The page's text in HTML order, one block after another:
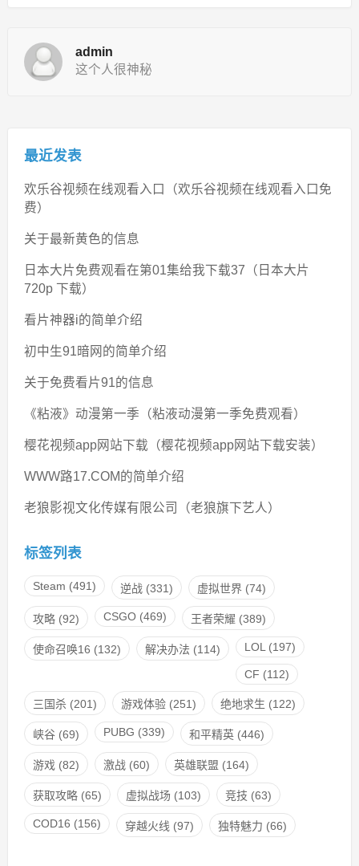
admin
这个人很神秘
最近发表
欢乐谷视频在线观看入口（欢乐谷视频在线观看入口免
费）
关于最新黄色的信息
日本大片免费观看在第01集给我下载37（日本大片
720p 下载）
看片神器i的简单介绍
初中生91暗网的简单介绍
关于免费看片91的信息
《粘液》动漫第一季（粘液动漫第一季免费观看）
樱花视频app网站下载（樱花视频app网站下载安装）
WWW路17.COM的简单介绍
老狼影视文化传媒有限公司（老狼旗下艺人）
标签列表
Steam (491) 逆战(331) 虚拟世界(74)
攻略(92) CSGO(469) 王者荣耀 (389)
使命召唤16 (132) 解决办法 (114) LOL (197)
CF (112)
三国杀(201) 游戏体验(251) 绝地求生 (122)
峡谷(69) PUBG (339) 和平精英(446)
游戏 (82) 激战(60) 英雄联盟 (164)
获取攻略(65) 虚拟战场 (103) 竞技 (63)
COD16 (156) 穿越火线 (97) 独特魅力 (66)